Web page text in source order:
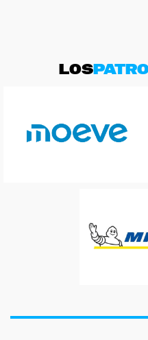
LOS